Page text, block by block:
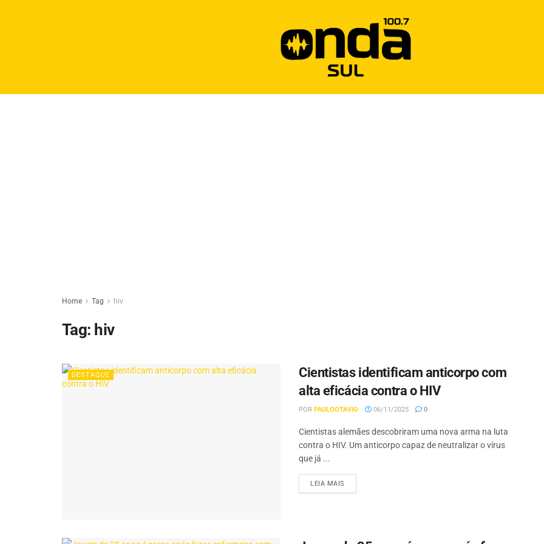
Home Tag hiv
Tag: hiv
DESTAQUE
Cientistas identificam anticorpo com
alta eficácia contra o HIV
POR PAULOOTAVIO 06/11/2025 0
Cientistas alemães descobriram uma nova arma na luta
contra o HIV. Um anticorpo capaz de neutralizar o vírus
que já ...
LEIA MAIS